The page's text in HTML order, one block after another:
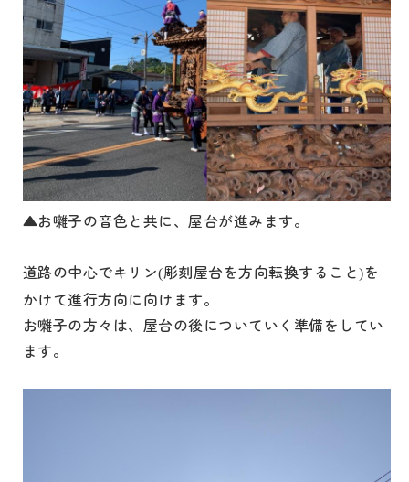
▲お囃子の音色と共に、屋台が進みます。
道路の中心でキリン(彫刻屋台を方向転換すること)を
かけて進行方向に向けます。
お囃子の方々は、屋台の後についていく準備をしてい
ます。